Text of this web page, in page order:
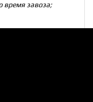
время завоза;